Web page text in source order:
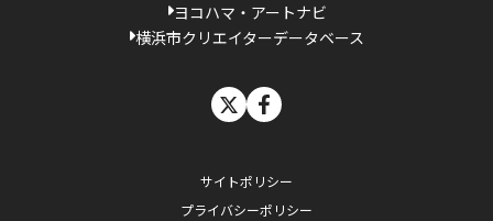
ヨコハマ・アートナビ
横浜市クリエイターデータベース
サイトポリシー
プライバシーポリシー